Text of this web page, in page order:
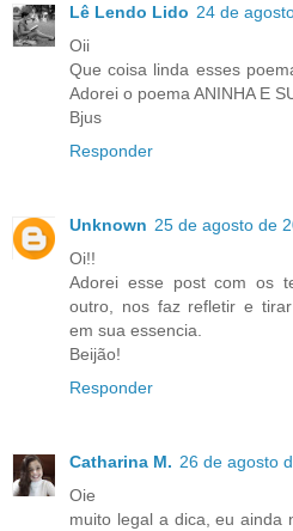
Lê Lendo Lido 24 de
Oii
Que coisa linda esses
Adorei o poema ANINHA E
Bjus
Responder
Unknown 25 de agosto de
Oi!!
Adorei esse post com os
outro, nos faz refletir e
em sua essencia.
Beijão!
Responder
Catharina M. 26 de agosto
Oie
muito legal a dica, eu ainda